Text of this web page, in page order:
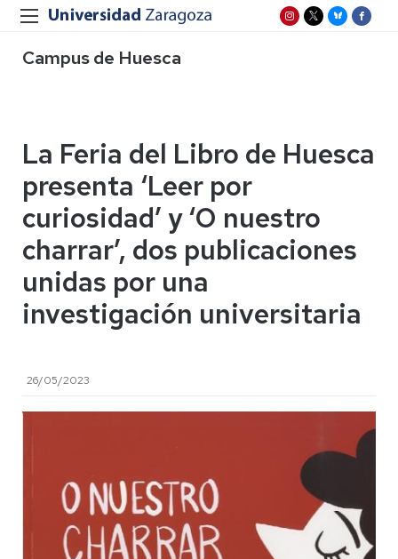
Campus de Huesca
La Feria del Libro de Huesca
presenta ‘Leer por
curiosidad’ y ‘O nuestro
charrar’, dos publicaciones
unidas por una
investigación universitaria
26/05/2023